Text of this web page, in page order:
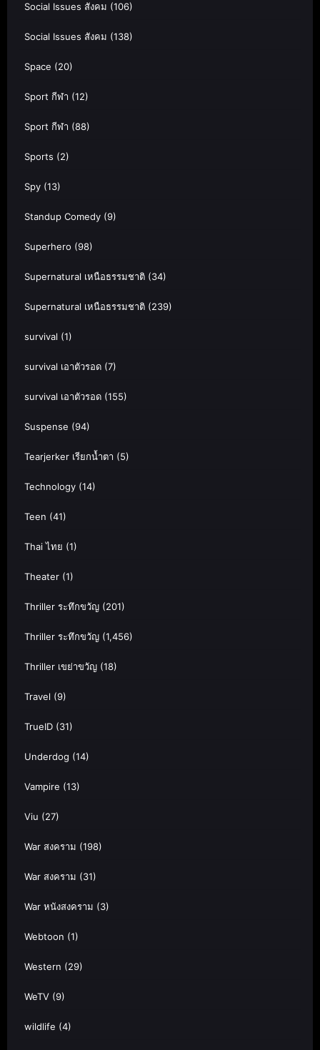
Social Issues สังคม (106)
Social Issues สังคม (138)
Space (20)
Sport กีฬา (12)
Sport กีฬา (88)
Sports (2)
Spy (13)
Standup Comedy (9)
Superhero (98)
Supernatural เหนือธรรมชาติ (34)
Supernatural เหนือธรรมชาติ (239)
survival (1)
survival เอาตัวรอด (7)
survival เอาตัวรอด (155)
Suspense (94)
Tearjerker เรียกน้ำตา (5)
Technology (14)
Teen (41)
Thai ไทย (1)
Theater (1)
Thriller ระทึกขวัญ (201)
Thriller ระทึกขวัญ (1,456)
Thriller เขย่าขวัญ (18)
Travel (9)
TrueID (31)
Underdog (14)
Vampire (13)
Viu (27)
War สงคราม (198)
War สงคราม (31)
War หนังสงคราม (3)
Webtoon (1)
Western (29)
WeTV (9)
wildlife (4)